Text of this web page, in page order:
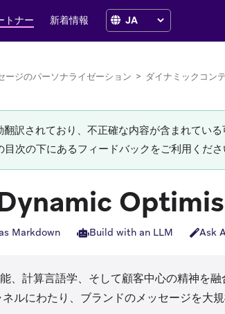
トナー 新着情報
ージのパーソナライゼーション > ダイナミックコン
訳されており、不正確な内容が含まれてい
次の下にあるフィードバックをご利用くださ
Markdown Build with an LLM Ask
tab)
、計算言語学、そして顧客中心の精神を
ルにわたり、ブランドのメッセージを大